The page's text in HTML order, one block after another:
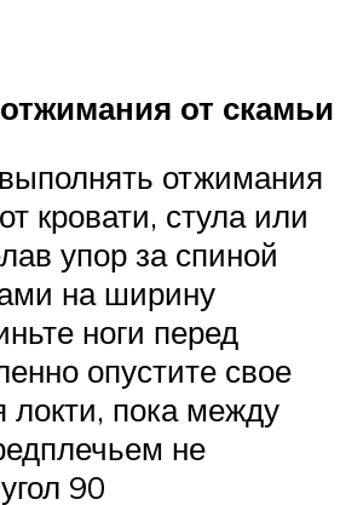
от скамьи
отжимания
кровати, стула или
упор за спиной
на ширину
ноги перед
опустите свое
локти, пока между
не
90